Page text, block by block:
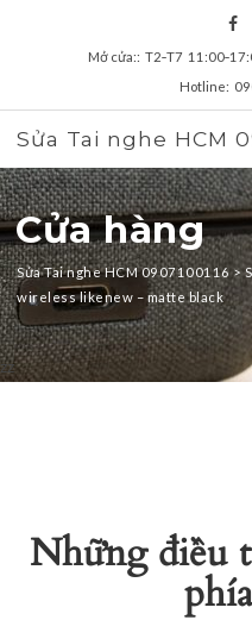
Mở cửa:: T2‑T7
Hotline:
Sửa Tai nghe HCM
Cửa hàng
Sửa Tai nghe HCM 0907100116>
wireless likenew – matte black
zz
Những điều